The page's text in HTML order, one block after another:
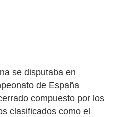
se disputaba en
de España
compuesto por los
clasificados como el